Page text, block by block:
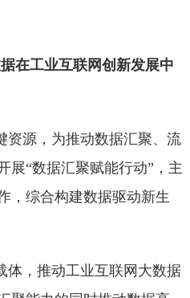
在工业互联网创新发展中
资源，为推动数据汇聚、流
展“数据汇聚赋能行动”，主
，综合构建数据驱动新生
体，推动工业互联网大数据